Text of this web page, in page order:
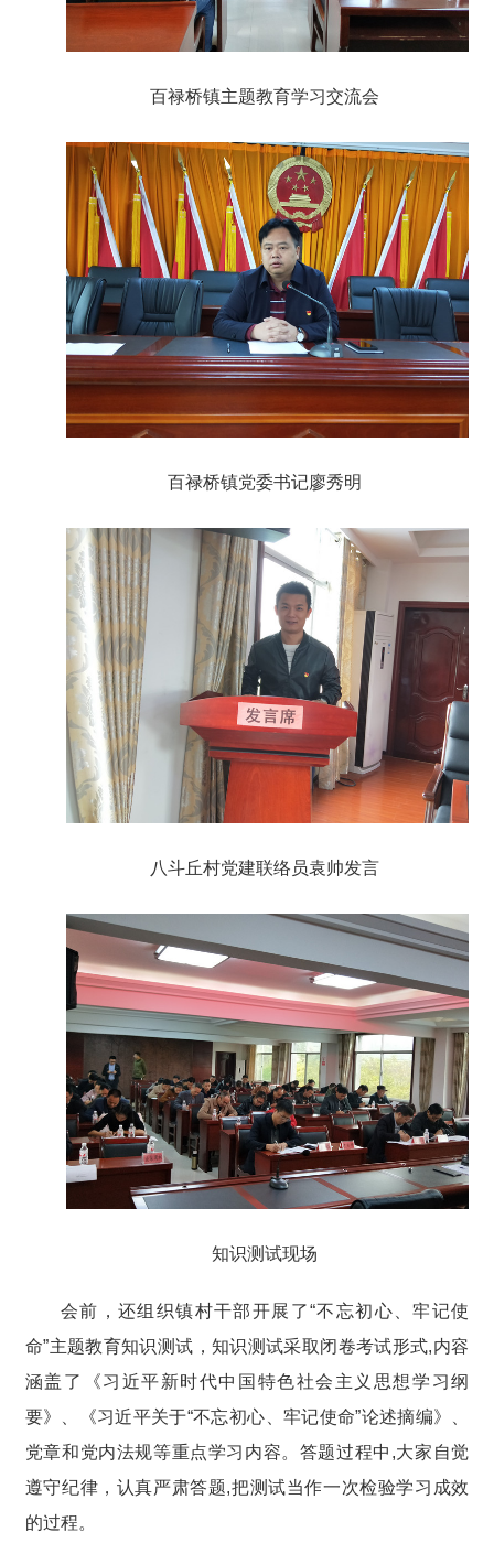
百禄桥镇主题教育学习交流会
百禄桥镇党委书记廖秀明
八斗丘村党建联络员袁帅发言
知识测试现场
会前，还组织镇村干部开展了“不忘初心、牢记使
命”主题教育知识测试，知识测试采取闭卷考试形式,内容
涵盖了《习近平新时代中国特色社会主义思想学习纲
要》、《习近平关于“不忘初心、牢记使命”论述摘编》、
党章和党内法规等重点学习内容。答题过程中,大家自觉
遵守纪律，认真严肃答题,把测试当作一次检验学习成效
的过程。